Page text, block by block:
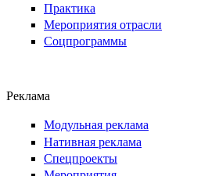
Практика
Мероприятия отрасли
Соцпрограммы
Реклама
Модульная реклама
Нативная реклама
Спецпроекты